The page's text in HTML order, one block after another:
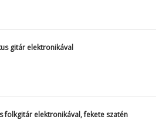
gitár elektronikával
folkgitár elektronikával, fekete szatén